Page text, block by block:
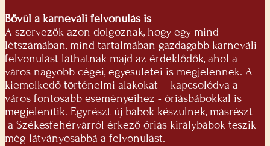
Bővül a karneváli felvonulás is
A szervezők azon dolgoznak, hogy egy mind
létszámában, mind tartalmában gazdagabb karneváli
felvonulást láthatnak majd az érdeklődők, ahol a
város nagyobb cégei, egyesületei is megjelennek. A
kiemelkedő történelmi alakokat – kapcsolódva a
város fontosabb eseményeihez - óriásbábokkal is
megjelenítik. Egyrészt új bábok készülnek, másrészt
a Székesfehérvárról érkező óriás királybábok teszik
még látványosabbá a felvonulást.